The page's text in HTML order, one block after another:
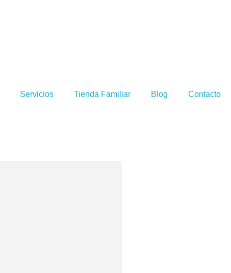
Servicios Tienda Familiar Blog Contacto